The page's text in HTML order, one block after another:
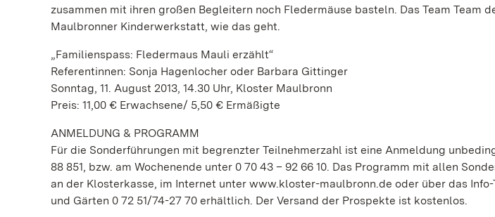
zusammen mit ihren großen Begleitern noch Fledermäuse basteln. Das Team Team
Maulbronner Kinderwerkstatt, wie das geht.
„Familienspass: Fledermaus Mauli erzählt“
Referentinnen: Sonja Hagenlocher oder Barbara Gittinger
Sonntag, 11. August 2013, 14.30 Uhr, Kloster Maulbronn
Preis: 11,00 € Erwachsene/ 5,50 € Ermäßigte
ANMELDUNG & PROGRAMM
Für die Sonderführungen mit begrenzter Teilnehmerzahl ist eine Anmeldung
88 851, bzw. am Wochenende unter 0 70 43 – 92 66 10. Das Programm mit allen
an der Klosterkasse, im Internet unter www.kloster-maulbronn.de oder über das
und Gärten 0 72 51/74-27 70 erhältlich. Der Versand der Prospekte ist kostenlos.